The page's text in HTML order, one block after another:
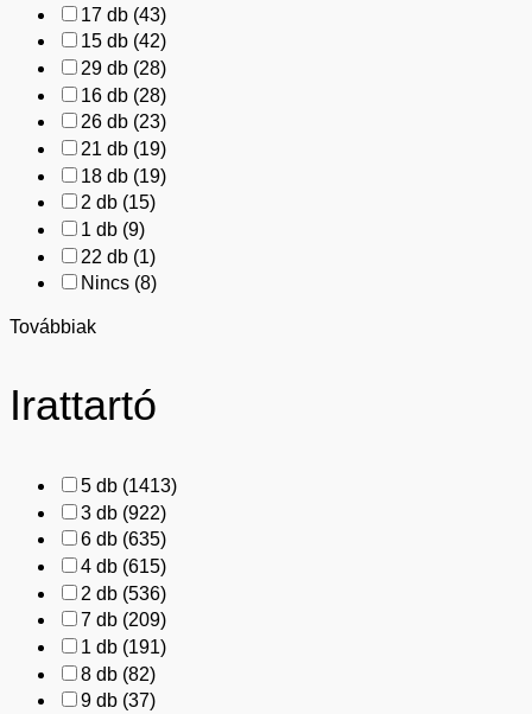
17 db (43)
15 db (42)
29 db (28)
16 db (28)
26 db (23)
21 db (19)
18 db (19)
2 db (15)
1 db (9)
22 db (1)
Nincs (8)
Továbbiak
Irattartó
5 db (1413)
3 db (922)
6 db (635)
4 db (615)
2 db (536)
7 db (209)
1 db (191)
8 db (82)
9 db (37)